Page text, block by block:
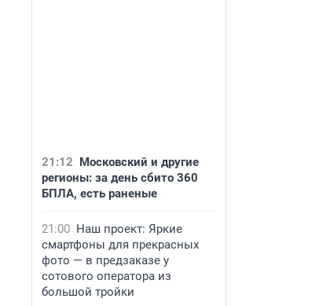
21:12 Московский и другие
регионы: за день сбито 360
БПЛА, есть раненые
21:00 Наш проект: Яркие
смартфоны для прекрасных
фото — в предзаказе у
сотового оператора из
большой тройки